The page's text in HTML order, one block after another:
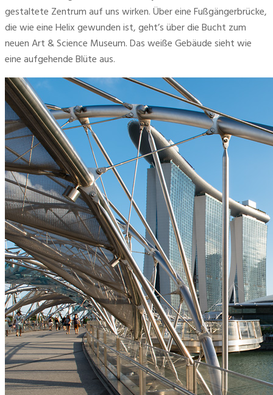
gestaltete Zentrum auf uns wirken. Über eine Fußgängerbrücke,
die wie eine Helix gewunden ist, geht’s über die Bucht zum
neuen Art & Science Museum. Das weiße Gebäude sieht wie
eine aufgehende Blüte aus.